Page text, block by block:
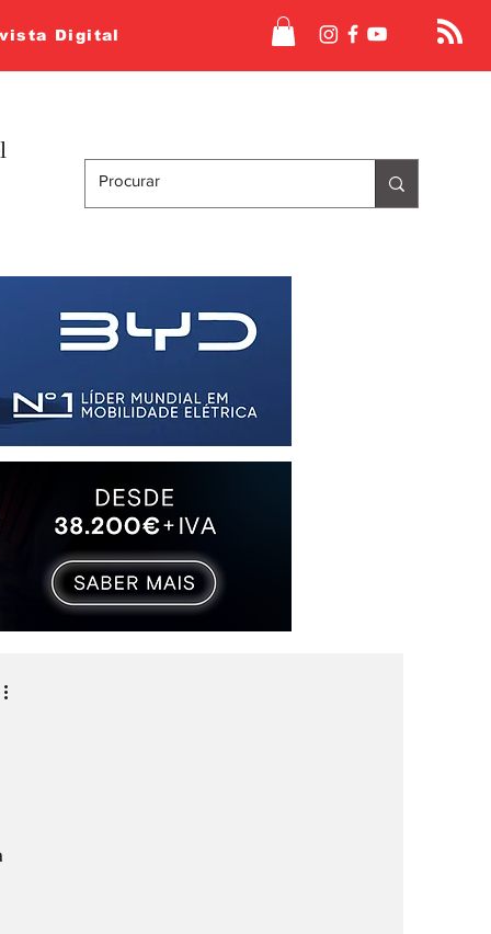
Digital